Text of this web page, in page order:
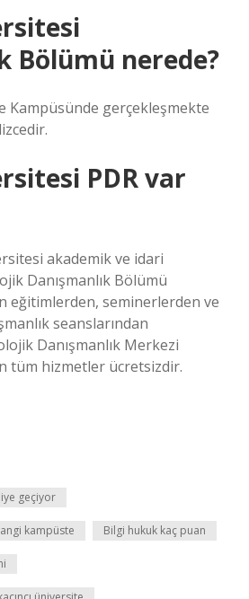
Bölümü nerede?
Kampüsünde gerçekleşmekte
PDR var
akademik ve idari
Danışmanlık Bölümü
eğitimlerden, seminerlerden ve
seanslarından
Danışmanlık Merkezi
tüm hizmetler ücretsizdir.
geçiyor
kampüste Bilgi hukuk kaç puan